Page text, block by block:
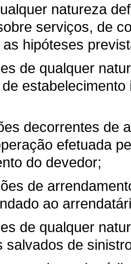
natureza
serviços, de
hipóteses
de qualquer
decorrentes de
efetuada
do devedor;
de
ao
de qualquer
salvados de